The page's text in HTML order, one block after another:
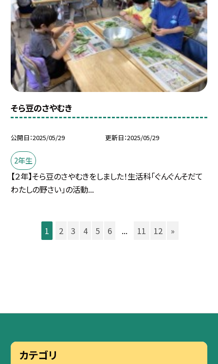
そら豆のさやむき
公開日 2025/05/29 更新日 2025/05/29
2年生
【２年】そら豆のさやむきをしました！生活科「ぐんぐんそだて
わたしの野さい」の活動...
1 2 3 4 5 6 ... 11 12 »
カテゴリ